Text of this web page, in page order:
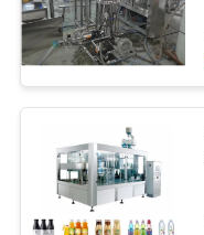
십
시
오